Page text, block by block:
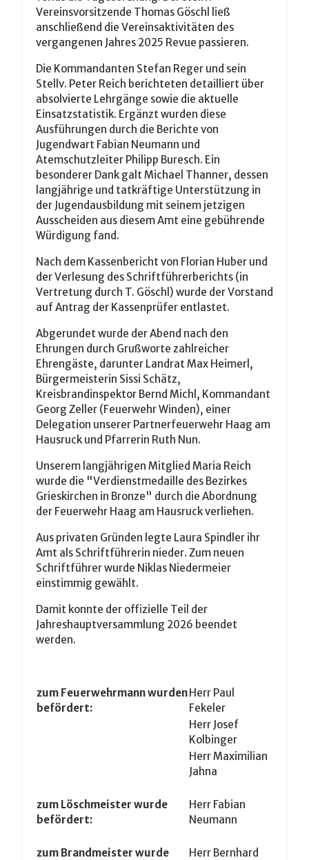
Vereinsvorsitzende Thomas Göschl ließ
anschließend die Vereinsaktivitäten des
vergangenen Jahres 2025 Revue passieren.
Die Kommandanten Stefan Reger und sein
Stellv. Peter Reich berichteten detailliert über
absolvierte Lehrgänge sowie die aktuelle
Einsatzstatistik. Ergänzt wurden diese
Ausführungen durch die Berichte von
Jugendwart Fabian Neumann und
Atemschutzleiter Philipp Buresch. Ein
besonderer Dank galt Michael Thanner, dessen
langjährige und tatkräftige Unterstützung in
der Jugendausbildung mit seinem jetzigen
Ausscheiden aus diesem Amt eine gebührende
Würdigung fand.
Nach dem Kassenbericht von Florian Huber und
der Verlesung des Schriftführerberichts (in
Vertretung durch T. Göschl) wurde der Vorstand
auf Antrag der Kassenprüfer entlastet.
Abgerundet wurde der Abend nach den
Ehrungen durch Grußworte zahlreicher
Ehrengäste, darunter Landrat Max Heimerl,
Bürgermeisterin Sissi Schätz,
Kreisbrandinspektor Bernd Michl, Kommandant
Georg Zeller (Feuerwehr Winden), einer
Delegation unserer Partnerfeuerwehr Haag am
Hausruck und Pfarrerin Ruth Nun.
Unserem langjährigen Mitglied Maria Reich
wurde die "Verdienstmedaille des Bezirkes
Grieskirchen in Bronze" durch die Abordnung
der Feuerwehr Haag am Hausruck verliehen.
Aus privaten Gründen legte Laura Spindler ihr
Amt als Schriftführerin nieder. Zum neuen
Schriftführer wurde Niklas Niedermeier
einstimmig gewählt.
Damit konnte der offizielle Teil der
Jahreshauptversammlung 2026 beendet
werden.
zum Feuerwehrmann wurden
befördert:
Herr Paul
Fekeler
Herr Josef
Kolbinger
Herr Maximilian
Jahna
zum Löschmeister wurde
befördert:
Herr Fabian
Neumann
zum Brandmeister wurde
Herr Bernhard